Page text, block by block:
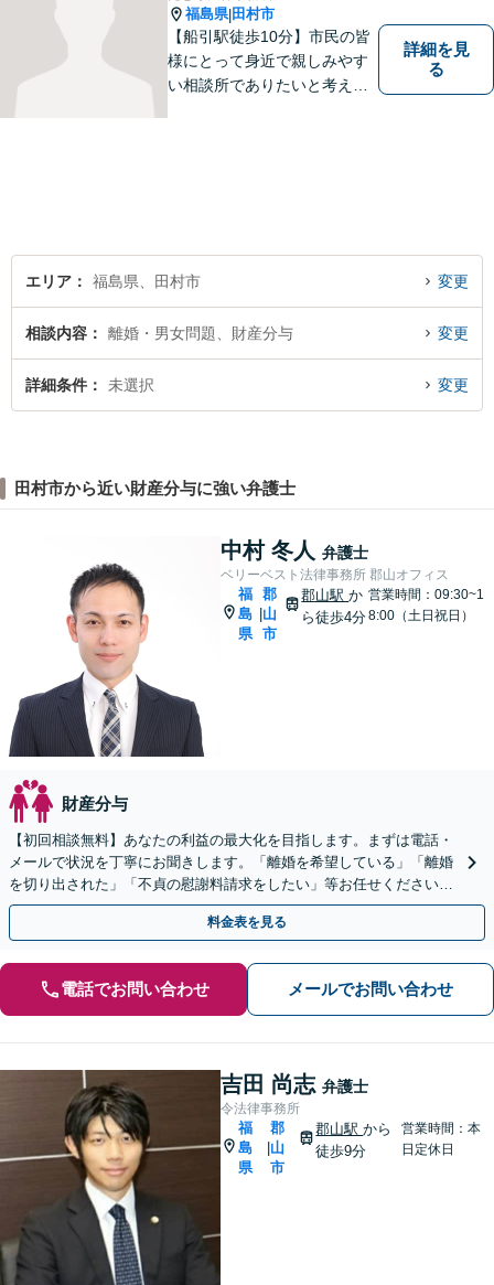
福島県|田村市
【船引駅徒歩10分】市民の皆
様にとって身近で親しみやす
い相談所でありたいと考えて
詳細を見
る
エリア 福島県、田村市 変更
相談内容 離婚・男女問題、財産分与 変更
詳細条件 未選択 変更
田村市から近い財産分与に強い弁護士
中村 冬人 弁護士
ベリーベスト法律事務所 郡山オフィス
福
島
県
郡
山
市
郡山駅か
ら徒歩4分
営業時間：09:30~1
8:00（土日祝日）
財産分与
【初回相談無料】あなたの利益の最大化を目指します。まずは電話・
メールで状況を丁寧にお聞きします。「離婚を希望している」「離婚
を切り出された」「不貞の慰謝料請求をしたい」等お任せください。
【リーズナブルな料金設定】
料金表を見る
電話でお問い合わせ メールでお問い合わせ
吉田 尚志 弁護士
令法律事務所
福
島
県
郡
山
市
郡山駅から
徒歩9分
営業時間：本
日定休日